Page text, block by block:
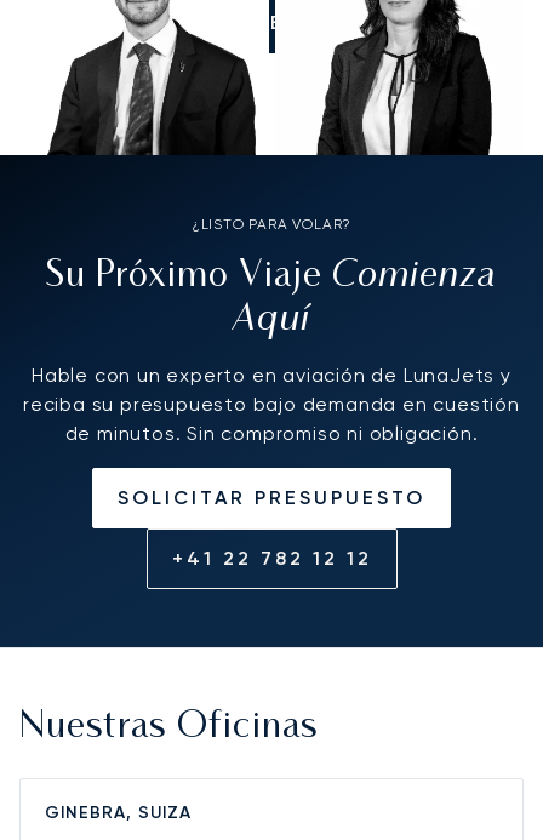
LLÁMENOS
¿LISTO PARA VOLAR?
Su Próximo Viaje Comienza
Aquí
Hable con un experto en aviación de LunaJets y
reciba su presupuesto bajo demanda en cuestión
de minutos. Sin compromiso ni obligación.
SOLICITAR PRESUPUESTO
+41 22 782 12 12
Nuestras Oficinas
GINEBRA, SUIZA